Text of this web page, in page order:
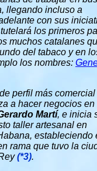
llegando incluso a
con sus
los primeros
muchos catalanes
del tabaco y en
los nombres:
perfil más
a hacer negocios en
Martí, e inicia
taller artesanal en
, estableciendo
rama que tuvo la
(*3).